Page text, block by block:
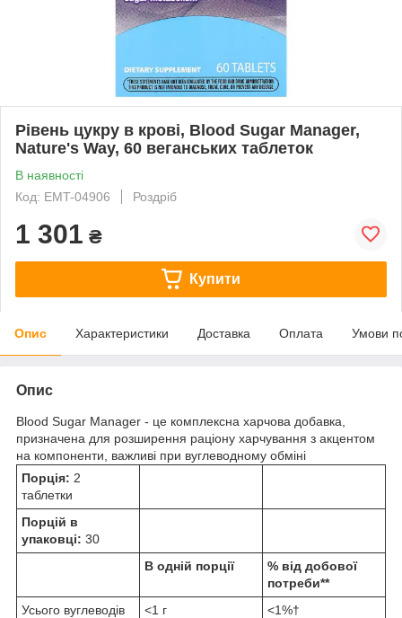
Рівень цукру в крові, Blood Sugar Manager,
Nature's Way, 60 веганських таблеток
В наявності
Код: EMT-04906
Роздріб
1 301 ₴
Купити
Опис Характеристики Доставка Оплата Умови
Опис
Blood Sugar Manager - це комплексна харчова добавка,
призначена для розширення раціону харчування з акцентом
на компоненти, важливі при вуглеводному обміні
Порція: 2
таблетки
Порцій в
упаковці: 30
В одній порції
% від добової
потреби**
Усього вуглеводів
<1 г
<1%†